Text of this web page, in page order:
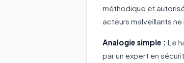
méthodique et
acteurs malveillants ne
Analogie simple : Le
par un expert en